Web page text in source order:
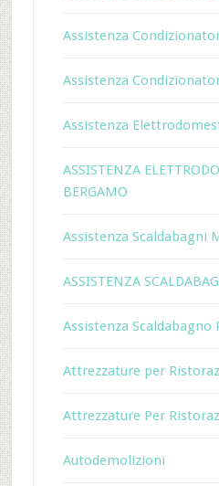
Assistenza
Assistenza
Assistenza
ASSISTENZA
BERGAMO
Assistenza Scaldabagni
ASSISTENZA
Assistenza Scaldabagno
Attrezzature per
Attrezzature Per
Autodemolizioni